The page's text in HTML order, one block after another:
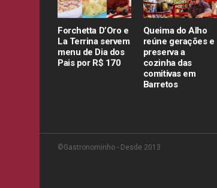
Forchetta D’Oro e
La Terrina servem
menu de Dia dos
Pais por R$ 170
Queima do Alho
reúne gerações e
preserva a
cozinha das
comitivas em
Barretos
©Gastronominho - Desde 2013